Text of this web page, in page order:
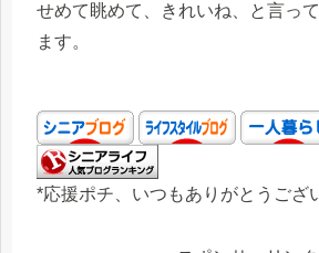
せめて眺めて、きれいね、と言っ
ます。
*応援ポチ、いつもありがとうござ